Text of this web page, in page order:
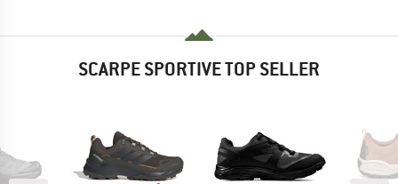
SCARPE SPORTIVE TOP SELLER